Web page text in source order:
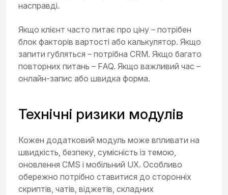
насправді.
Якщо клієнт часто питає про ціну – потрібен
блок факторів вартості або калькулятор. Якщо
запити губляться – потрібна CRM. Якщо багато
повторних питань – FAQ. Якщо важливий час –
онлайн-запис або швидка форма.
Технічні ризики модулів
Кожен додатковий модуль може впливати на
швидкість, безпеку, сумісність із темою,
оновлення CMS і мобільний UX. Особливо
обережно потрібно ставитися до сторонніх
скриптів, чатів, віджетів, складних